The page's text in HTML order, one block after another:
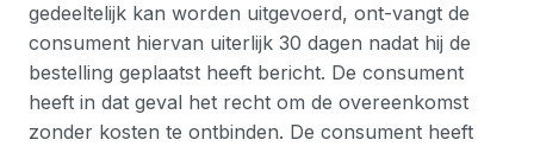
gedeeltelijk kan worden uitgevoerd, ont-vangt de
consument hiervan uiterlijk 30 dagen nadat hij de
bestelling geplaatst heeft bericht. De consument
heeft in dat geval het recht om de overeenkomst
zonder kosten te ontbinden. De consument heeft